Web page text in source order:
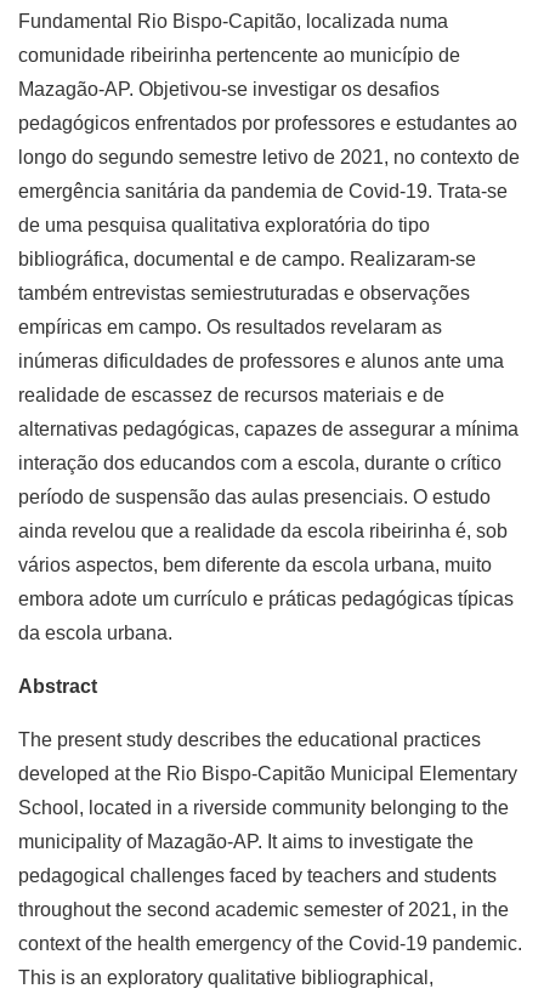
Fundamental Rio Bispo-Capitão, localizada numa
comunidade ribeirinha pertencente ao município de
Mazagão-AP. Objetivou-se investigar os desafios
pedagógicos enfrentados por professores e estudantes ao
longo do segundo semestre letivo de 2021, no contexto de
emergência sanitária da pandemia de Covid-19. Trata-se
de uma pesquisa qualitativa exploratória do tipo
bibliográfica, documental e de campo. Realizaram-se
também entrevistas semiestruturadas e observações
empíricas em campo. Os resultados revelaram as
inúmeras dificuldades de professores e alunos ante uma
realidade de escassez de recursos materiais e de
alternativas pedagógicas, capazes de assegurar a mínima
interação dos educandos com a escola, durante o crítico
período de suspensão das aulas presenciais. O estudo
ainda revelou que a realidade da escola ribeirinha é, sob
vários aspectos, bem diferente da escola urbana, muito
embora adote um currículo e práticas pedagógicas típicas
da escola urbana.
Abstract
The present study describes the educational practices
developed at the Rio Bispo-Capitão Municipal Elementary
School, located in a riverside community belonging to the
municipality of Mazagão-AP. It aims to investigate the
pedagogical challenges faced by teachers and students
throughout the second academic semester of 2021, in the
context of the health emergency of the Covid-19 pandemic.
This is an exploratory qualitative bibliographical,